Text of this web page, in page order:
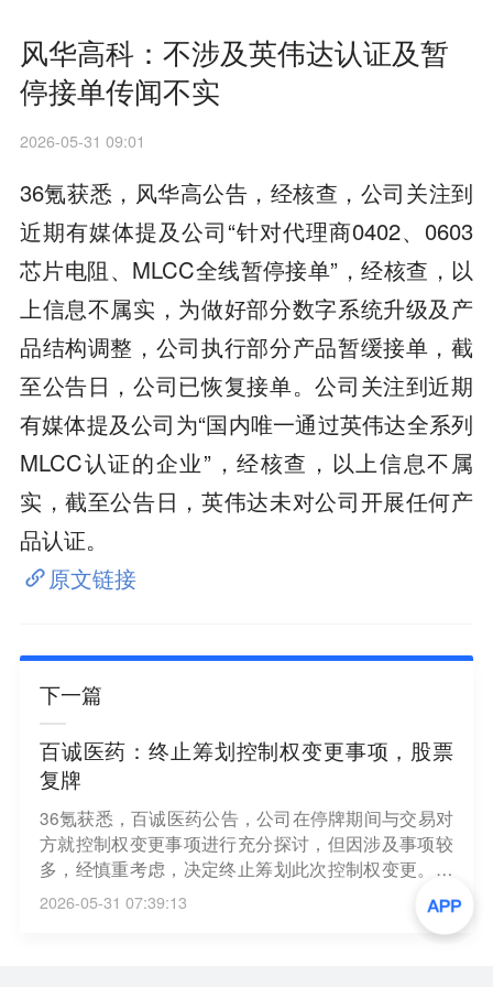
风华高科：不涉及英伟达认证及暂
停接单传闻不实
2026-05-31 09:01
36氪获悉，风华高公告，经核查，公司关注到
近期有媒体提及公司“针对代理商0402、0603
芯片电阻、MLCC全线暂停接单”，经核查，以
上信息不属实，为做好部分数字系统升级及产
品结构调整，公司执行部分产品暂缓接单，截
至公告日，公司已恢复接单。公司关注到近期
有媒体提及公司为“国内唯一通过英伟达全系列
MLCC认证的企业”，经核查，以上信息不属
实，截至公告日，英伟达未对公司开展任何产
品认证。
原文链接
下一篇
百诚医药：终止筹划控制权变更事项，股票
复牌
36氪获悉，百诚医药公告，公司在停牌期间与交易对
方就控制权变更事项进行充分探讨，但因涉及事项较
多，经慎重考虑，决定终止筹划此次控制权变更。公
司股票将于2026年6月1日开市起复牌，终止该事项不
2026-05-31 07:39:13